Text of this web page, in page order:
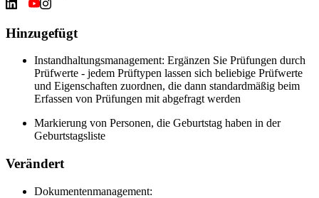
Hinzugefügt
Instandhaltungsmanagement: Ergänzen Sie Prüfungen durch
Prüfwerte - jedem Prüftypen lassen sich beliebige Prüfwerte
und Eigenschaften zuordnen, die dann standardmäßig beim
Erfassen von Prüfungen mit abgefragt werden
Markierung von Personen, die Geburtstag haben in der
Geburtstagsliste
Verändert
Dokumentenmanagement: